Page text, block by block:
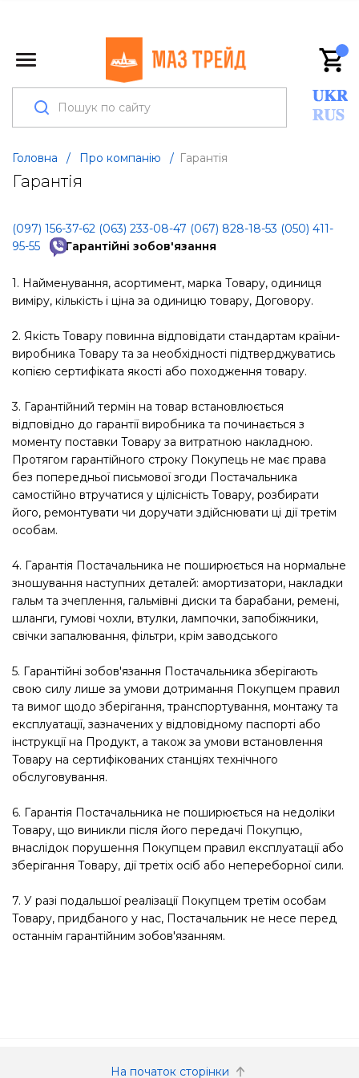
Головна / Про компанію / Гарантія
Гарантія
(097) 156-37-62 (063) 233-08-47 (067) 828-18-53 (050) 411-
95-55
Гарантійні зобов'язання
1. Найменування, асортимент, марка Товару, одиниця
виміру, кількість і ціна за одиницю товару, Договору.
2. Якість Товару повинна відповідати стандартам країни-
виробника Товару та за необхідності підтверджуватись
копією сертифіката якості або походження товару.
3. Гарантійний термін на товар встановлюється
відповідно до гарантії виробника та починається з
моменту поставки Товару за витратною накладною.
Протягом гарантійного строку Покупець не має права
без попередньої письмової згоди Постачальника
самостійно втручатися у цілісність Товару, розбирати
його, ремонтувати чи доручати здійснювати ці дії третім
особам.
4. Гарантія Постачальника не поширюється на нормальне
зношування наступних деталей: амортизатори, накладки
гальм та зчеплення, гальмівні диски та барабани, ремені,
шланги, гумові чохли, втулки, лампочки, запобіжники,
свічки запалювання, фільтри, крім заводського
5. Гарантійні зобов'язання Постачальника зберігають
свою силу лише за умови дотримання Покупцем правил
та вимог щодо зберігання, транспортування, монтажу та
експлуатації, зазначених у відповідному паспорті або
інструкції на Продукт, а також за умови встановлення
Товару на сертифікованих станціях технічного
обслуговування.
6. Гарантія Постачальника не поширюється на недоліки
Товару, що виникли після його передачі Покупцю,
внаслідок порушення Покупцем правил експлуатації або
зберігання Товару, дії третіх осіб або непереборної сили.
7. У разі подальшої реалізації Покупцем третім особам
Товару, придбаного у нас, Постачальник не несе перед
останнім гарантійним зобов'язанням.
На початок сторінки